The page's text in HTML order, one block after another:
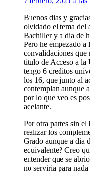
Buenos dias y
olvidado el tema del
Bachiller y a dia de
Pero he empezado a
convalidaciones que
titulo de Acceso a la
tengo 6 creditos
los 16, que junto al
contemplan aunque
por lo que veo es
adelante.
Por otra partes sin el
realizar los
Grado aunque a dia
equivalente? Creo
entender que se
no serviria para